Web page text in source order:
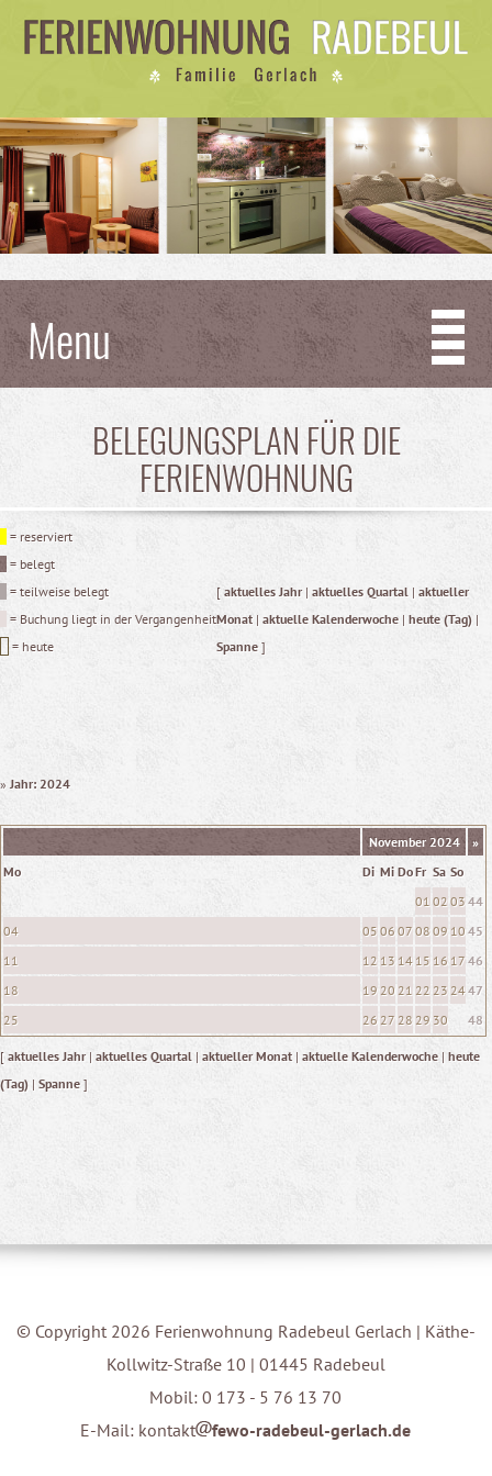
Menu
BELEGUNGSPLAN FÜR DIE
FERIENWOHNUNG
= reserviert
= belegt
= teilweise belegt
= Buchung liegt in der Vergangenheit
= heute
[ aktuelles Jahr| aktuelles Quartal | aktueller
Monat| aktuelle Kalenderwoche | heute (Tag) |
Spanne ]
» Jahr: 2024
November 2024
»
Mo
Di Mi DoFr Sa So
01 02 03 44
04
05 060708 09 1045
11
12 13 14 15 16 1746
18
19 20 21 22 23 2447
25
26 27 28 29 30 48
[ aktuelles Jahr| aktuelles Quartal | aktueller Monat | aktuelle Kalenderwoche | heute
(Tag) | Spanne ]
© Copyright 2026 Ferienwohnung Radebeul Gerlach | Käthe-
Kollwitz-Straße 10 | 01445 Radebeul
Mobil: 0 173 - 5 76 13 70
E-Mail: kontakt
fewo-radebeul-gerlach.de